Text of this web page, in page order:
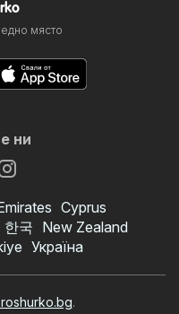
място
ни
Cyprus
한국 New Zealand
Україна
.